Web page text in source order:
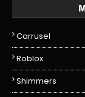
Carrusel
Roblox
Shimmers